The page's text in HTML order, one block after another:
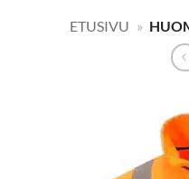
ETUSIVU »